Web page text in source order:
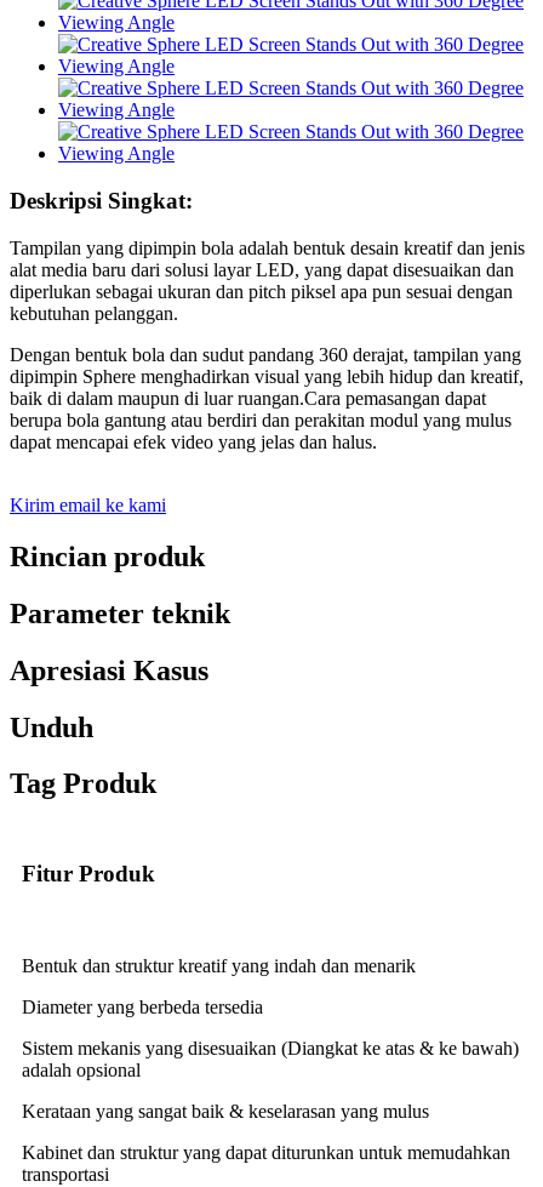
Deskripsi Singkat:
Tampilan yang dipimpin bola adalah bentuk desain kreatif dan jenis
alat media baru dari solusi layar LED, yang dapat disesuaikan dan
diperlukan sebagai ukuran dan pitch piksel apa pun sesuai dengan
kebutuhan pelanggan.
Dengan bentuk bola dan sudut pandang 360 derajat, tampilan yang
dipimpin Sphere menghadirkan visual yang lebih hidup dan kreatif,
baik di dalam maupun di luar ruangan.Cara pemasangan dapat
berupa bola gantung atau berdiri dan perakitan modul yang mulus
dapat mencapai efek video yang jelas dan halus.
Kirim email ke kami
Rincian produk
Parameter teknik
Apresiasi Kasus
Unduh
Tag Produk
Fitur Produk
Bentuk dan struktur kreatif yang indah dan menarik
Diameter yang berbeda tersedia
Sistem mekanis yang disesuaikan (Diangkat ke atas & ke bawah)
adalah opsional
Kerataan yang sangat baik & keselarasan yang mulus
Kabinet dan struktur yang dapat diturunkan untuk memudahkan
transportasi